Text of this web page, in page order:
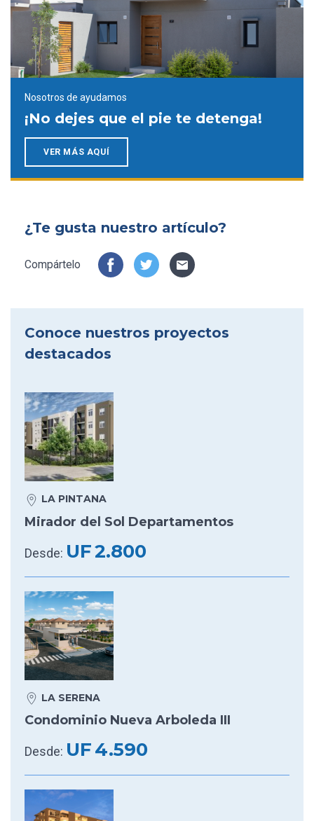
Nosotros de ayudamos
¡No dejes que el pie te detenga!
VER MÁS AQUÍ
Conoce nuestros proyectos
destacados
LA PINTANA
Mirador del Sol Departamentos
Desde: UF2.800
LA SERENA
Condominio Nueva Arboleda III
Desde: UF4.590
¿Te gusta nuestro artículo?
Compártelo